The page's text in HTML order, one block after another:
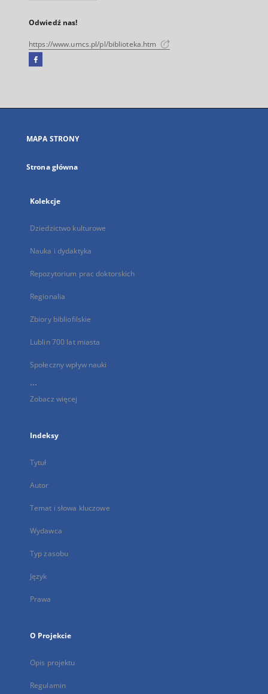
Odwiedź nas!
https://www.umcs.pl/pl/biblioteka.htm
Facebook
się
karcie
MAPA STRONY
Strona główna
Kolekcje
Dziedzictwo kulturowe
Nauka i dydaktyka
Repozytorium prac doktorskich
Regionalia
Zbiory bibliofilskie
Lublin 700 lat miasta
Społeczny wpływ nauki
...
Zobacz więcej
Indeksy
Tytuł
Autor
Temat i słowa kluczowe
Wydawca
Typ zasobu
Język
Prawa
O Projekcie
Opis projektu
Regulamin